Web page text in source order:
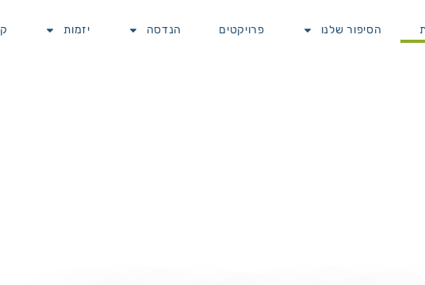
הסיפור שלנו פרויקטים הנדסה יזמות